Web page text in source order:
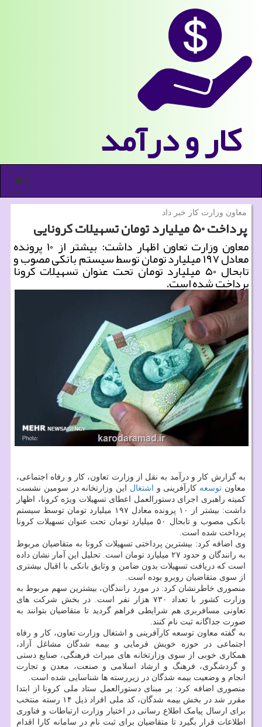
كار و درآمد
منو
معاون وزارت كار خبر داد
پرداخت ۵۰ میلیارد تومان تسهیلات كرونایی
معاون وزارت تعاون اظهار داشت: بیشتر از ۱۰ پرونده
معادل ۱۹۷ میلیارد تومان توسط سیستم بانكی مصوب و
تابحال ۵۰ میلیارد تومان تحت عنوان تسهیلات كرونا
پرداخت شده است.
به گزارش کار و درآمد به نقل از وزارت تعاون، کار و رفاه اجتماعی،
معاون توسعه کارآفرینی و اشتغال این وزارتخانه در سومین نشست
کمیته راهبری اجرای دستورالعمل اعطای تسهیلات ویژه کرونا، اظهار
داشت: بیشتر از ۱۰ پرونده معادل ۱۹۷ میلیارد تومان توسط سیستم
بانکی مصوب و تابحال ۵۰ میلیارد تومان تحت عنوان تسهیلات کرونا
پرداخت شده است.
وی اضافه کرد: بیشترین پرداختی تسهیلات کرونا به متقاضیان مربوط
به رانندگان و حدود ۲۷ میلیارد تومان است. تحلیل این آمار نشان داده
است که دریافت تسهیلات بدون ضامن و وثایق بانکی با اقبال بیشتری
از سوی متقاضیان روبرو بوده است.
منصوری خاطرنشان کرد: در مورد رانندگان، بیشترین سهم مربوط به
وزارت کشور با تعداد ۷۳۰ هزار نفر است. در بخش شرکت های
تعاونی مسافربری هم شرایطی فراهم گردید تا متقاضیان بتوانند به
صورت جداگانه ثبت نام کنند.
به گفته معاون توسعه کارآفرینی و اشتغال وزارت تعاون، کار و رفاه
اجتماعی در حوزه خویش فرمایی و بیمه شدگان مشاغل آزاد،
همکاری خوبی از سوی وزارتخانه های میراث فرهنگی، صنایع دستی
و گردشگری، فرهنگ و ارشاد اسلامی و صنعت، معدن و تجارت
انجام و وضعیت بیمه شدگان در زیررسته ها شناسایی شده است.
منصوری اضافه کرد: بر مبنای دستورالعمل ستاد ملی کرونا از ابتدا
مقرر شد در بخش بیمه شدگان، کد ملی افراد ذیل ۱۴ رسته منتخب
برای ارسال پیامک اطلاع رسانی در اختیار وزارت ارتباطات و فناوری
اطلاعات قرار بگیرد تا متقاضیان برای ثبت نام در سامانه کارا اقدام